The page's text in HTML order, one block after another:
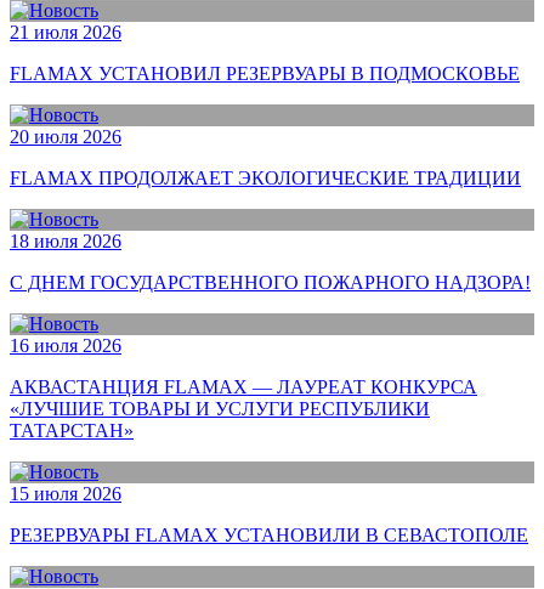
21 июля 2026
FLAMAX УСТАНОВИЛ РЕЗЕРВУАРЫ В ПОДМОСКОВЬЕ
20 июля 2026
FLAMAX ПРОДОЛЖАЕТ ЭКОЛОГИЧЕСКИЕ ТРАДИЦИИ
18 июля 2026
С ДНЕМ ГОСУДАРСТВЕННОГО ПОЖАРНОГО НАДЗОРА!
16 июля 2026
АКВАСТАНЦИЯ FLAMAX — ЛАУРЕАТ КОНКУРСА
«ЛУЧШИЕ ТОВАРЫ И УСЛУГИ РЕСПУБЛИКИ
ТАТАРСТАН»
15 июля 2026
РЕЗЕРВУАРЫ FLAMAX УСТАНОВИЛИ В СЕВАСТОПОЛЕ